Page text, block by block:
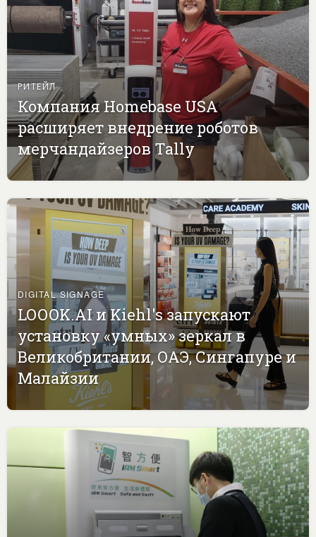
РИТЕЙЛ
Компания Homebase USA
расширяет внедрение роботов
мерчандайзеров Tally
DIGITAL SIGNAGE
LOOOK.AI и Kiehl's запускают
установку «умных» зеркал в
Великобритании, ОАЭ, Сингапуре и
Малайзии